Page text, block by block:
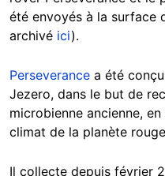
été envoyés à la surface
archivé ici).
Perseverance a été
Jezero, dans le but de
microbienne ancienne,
climat de la planète
Il collecte depuis février